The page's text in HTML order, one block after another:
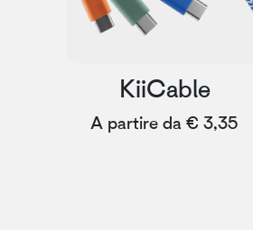
KiiCable
A partire da € 3,35